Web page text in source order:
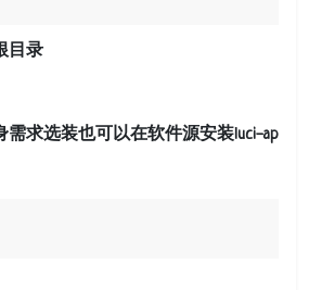
目录
需求选装也可以在软件源安装luci-ap